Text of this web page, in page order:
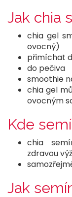
Jak chia
chia gel
ovocný)
přimíchat
do pečiva
smoothie
chia gel
ovocným
Kde
chia
zdravou
Jak